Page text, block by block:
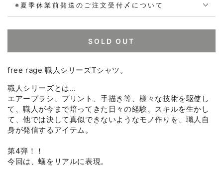
※夏季休業前発送のご注文受付〆について
SOLD OUT
free rage 職人シリーズTシャツ。
職人シリーズとは…
エアーブラシ、プリント、手描き等、様々な技術を駆使し
て、職人が今まで培ってきた日々の経験、スキルを生かし
て、他では決して真似できないようなモノ作りを、職人自
身が発信するアイテム。
第4弾！！
今回は、蟻をリアルに表現。